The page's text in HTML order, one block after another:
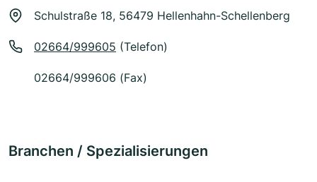
Schulstraße 18, 56479 Hellenhahn-Schellenberg
02664/999605 (Telefon)
02664/999606 (Fax)
Branchen / Spezialisierungen